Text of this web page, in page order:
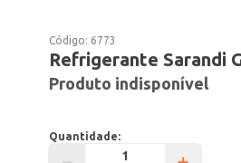
Código: 6773
Refrigerante Sarandi
Produto indisponível
Quantidade: